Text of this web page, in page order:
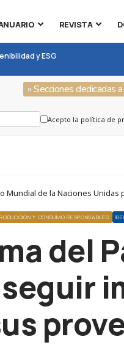
REVISTA
y ESG
» Secciones dedicadas
Acepto la política de
de la Naciones
Y CONSUMO RESPONSABLES
del